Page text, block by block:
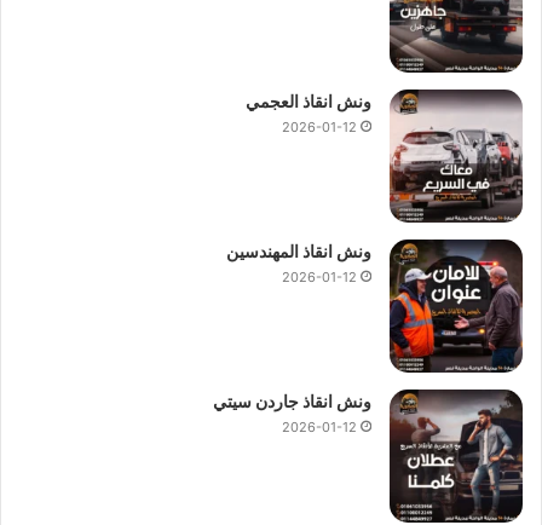
ونش انقاذ العجمي
2026-01-12
ونش انقاذ المهندسين
2026-01-12
ونش انقاذ جاردن سيتي
2026-01-12